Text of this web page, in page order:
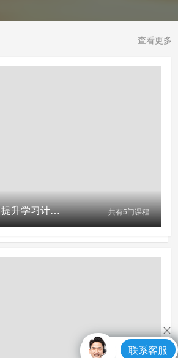
查看更多
数字化个人能力提升学习计划(免费参与活动请扫左侧二维码) 共有5门课程
联系客服